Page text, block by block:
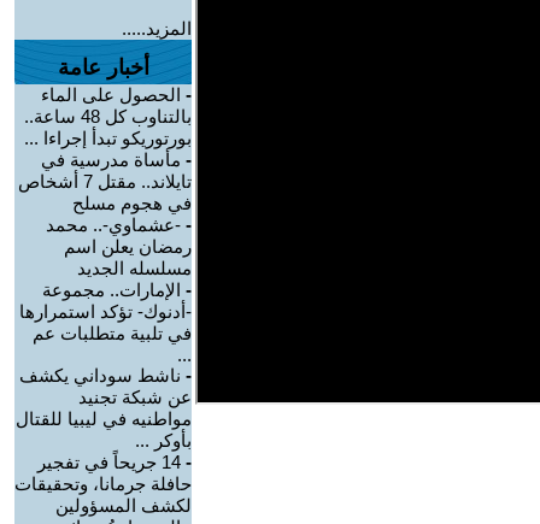
المزيد.....
أخبار عامة
- الحصول على الماء
بالتناوب كل 48 ساعة..
بورتوريكو تبدأ إجراءا ...
- مأساة مدرسية في
تايلاند.. مقتل 7 أشخاص
في هجوم مسلح
- -عشماوي-.. محمد
رمضان يعلن اسم
مسلسله الجديد
- الإمارات.. مجموعة
-أدنوك- تؤكد استمرارها
في تلبية متطلبات عم
...
- ناشط سوداني يكشف
عن شبكة تجنيد
مواطنيه في ليبيا للقتال
بأوكر ...
-
14 جريحاً في تفجير
حافلة جرمانا، وتحقيقات
لكشف المسؤولين